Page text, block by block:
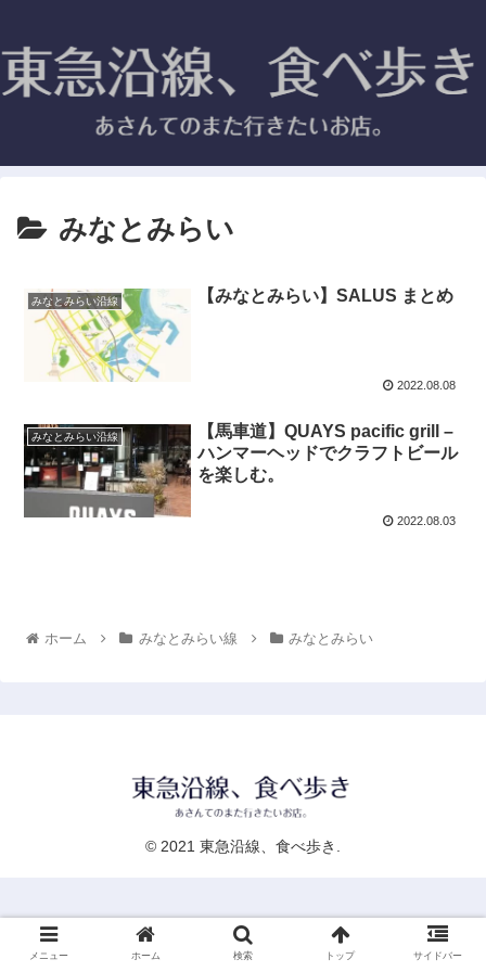
みなとみらい
みなとみらい沿線 【みなとみらい】SALUS まとめ
2022.08.08
みなとみらい沿線
【馬車道】QUAYS pacific grill –
ハンマーヘッドでクラフトビール
を楽しむ。
2022.08.03
ホーム みなとみらい線 みなとみらい
© 2021 東急沿線、食べ歩き.
メニュー ホーム 検索 トップ サイドバー